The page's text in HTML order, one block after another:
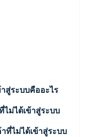
านระบบเศรษฐกิจสำหรับ
สู่ระบบคืออะไร
ม่ได้เข้าสู่ระบบ
ที่ไม่ได้เข้าสู่ระบบ